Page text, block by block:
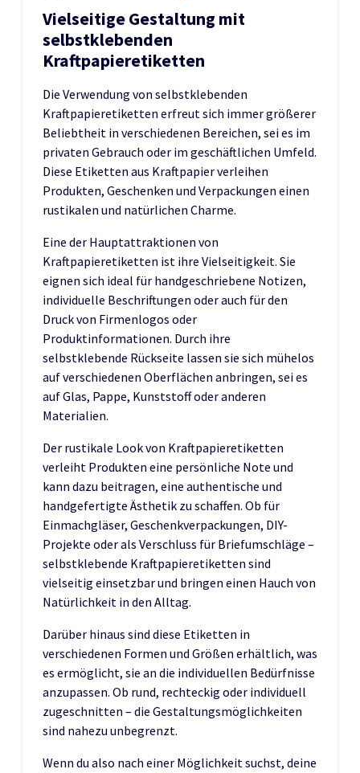
Vielseitige Gestaltung mit
selbstklebenden
Kraftpapieretiketten
Die Verwendung von selbstklebenden
Kraftpapieretiketten erfreut sich immer größerer
Beliebtheit in verschiedenen Bereichen, sei es im
privaten Gebrauch oder im geschäftlichen Umfeld.
Diese Etiketten aus Kraftpapier verleihen
Produkten, Geschenken und Verpackungen einen
rustikalen und natürlichen Charme.
Eine der Hauptattraktionen von
Kraftpapieretiketten ist ihre Vielseitigkeit. Sie
eignen sich ideal für handgeschriebene Notizen,
individuelle Beschriftungen oder auch für den
Druck von Firmenlogos oder
Produktinformationen. Durch ihre
selbstklebende Rückseite lassen sie sich mühelos
auf verschiedenen Oberflächen anbringen, sei es
auf Glas, Pappe, Kunststoff oder anderen
Materialien.
Der rustikale Look von Kraftpapieretiketten
verleiht Produkten eine persönliche Note und
kann dazu beitragen, eine authentische und
handgefertigte Ästhetik zu schaffen. Ob für
Einmachgläser, Geschenkverpackungen, DIY-
Projekte oder als Verschluss für Briefumschläge –
selbstklebende Kraftpapieretiketten sind
vielseitig einsetzbar und bringen einen Hauch von
Natürlichkeit in den Alltag.
Darüber hinaus sind diese Etiketten in
verschiedenen Formen und Größen erhältlich, was
es ermöglicht, sie an die individuellen Bedürfnisse
anzupassen. Ob rund, rechteckig oder individuell
zugeschnitten – die Gestaltungsmöglichkeiten
sind nahezu unbegrenzt.
Wenn du also nach einer Möglichkeit suchst, deine